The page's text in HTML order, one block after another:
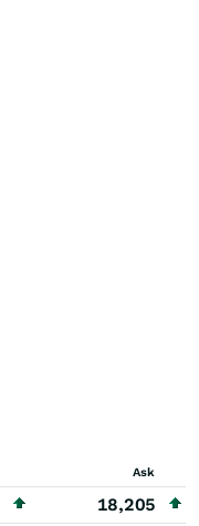
Ask
18,205